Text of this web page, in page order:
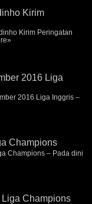
Kirim
Kirim Peringatan
2016 Liga
2016 Liga Inggris –
Champions
Champions – Pada dini
Champions